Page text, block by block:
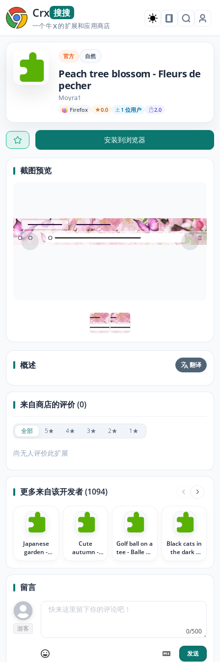
Crx 搜搜
一个牛X的扩展和应用商店
官方 自然
Peach tree blossom - Fleurs de
pecher
Moyra1
Firefox 0.0 1 位用户 2.0
安装到浏览器
截图预览
概述 翻译
来自商店的评价 (0)
全部 5★ 4★ 3★ 2★ 1★
尚无人评价此扩展
更多来自该开发者 (1094)
Japanese
garden -
Japonais
Cute
autumn -
Golf ball on a
tee - Balle de
Black cats in
the dark -
de nuit
留言
游客 0/500
发送